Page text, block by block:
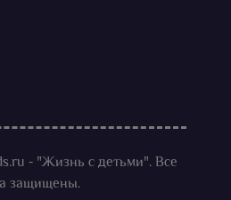
- "Жизнь с детьми". Все
защищены.